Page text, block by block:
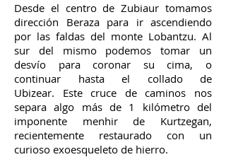
Desde el centro de Zubiaur tomamos
dirección Beraza para ir ascendiendo
por las faldas del monte Lobantzu. Al
sur del mismo podemos tomar un
desvío para coronar su cima, o
continuar hasta el collado de
Ubizear. Este cruce de caminos nos
separa algo más de 1 kilómetro del
imponente menhir de Kurtzegan,
recientemente restaurado con un
curioso exoesqueleto de hierro.